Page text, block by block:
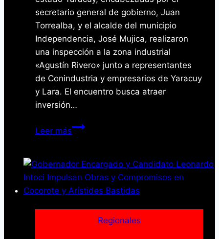
secretario general de gobierno, Juan
Torrealba, y el alcalde del municipio
Independencia, José Mujica, realizaron
una inspección a la zona industrial
«Agustín Rivero» junto a representantes
de Conindustria y empresarios de Yaracuy
y Lara. El encuentro busca atraer
inversión…
Leer másYaracuy
puertas
de
su
industrialRegionales